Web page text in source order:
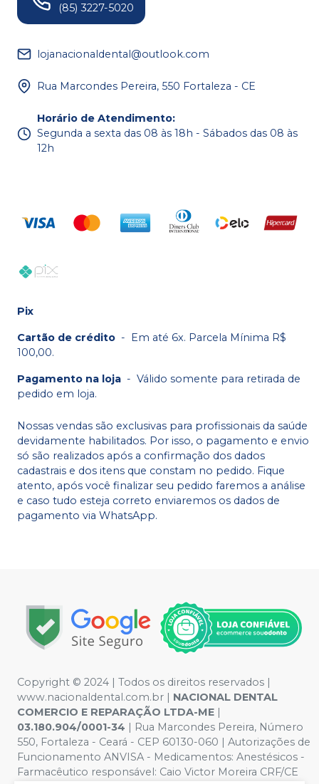
(85) 3227-5020
lojanacionaldental@outlook.com
Rua Marcondes Pereira, 550 Fortaleza - CE
Horário de Atendimento:
Segunda a sexta das 08 às 18h - Sábados das 08 às
12h
Pix
Cartão de crédito - Em até 6x. Parcela Mínima R$
100,00.
Pagamento na loja - Válido somente para retirada de
pedido em loja.
Nossas vendas são exclusivas para profissionais da saúde
devidamente habilitados. Por isso, o pagamento e envio
só são realizados após a confirmação dos dados
cadastrais e dos itens que constam no pedido. Fique
atento, após você finalizar seu pedido faremos a análise
e caso tudo esteja correto enviaremos os dados de
pagamento via WhatsApp.
Copyright © 2024 | Todos os direitos reservados |
www.nacionaldental.com.br | NACIONAL DENTAL
COMERCIO E REPARAÇÃO LTDA-ME |
03.180.904/0001-34 | Rua Marcondes Pereira, Número
550, Fortaleza - Ceará - CEP 60130-060 | Autorizações de
Funcionamento ANVISA - Medicamentos: Anestésicos -
Farmacêutico responsável: Caio Victor Moreira CRF/CE